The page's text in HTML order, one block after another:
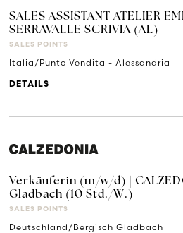
SALES ASSISTANT ATELIER
SERRAVALLE SCRIVIA (AL)
SALES POINTS
Italia/Punto Vendita - Alessandria
DETAILS
Verkäuferin (m/w/d) |
Gladbach (10 Std./W.)
SALES POINTS
Deutschland/Bergisch Gladbach